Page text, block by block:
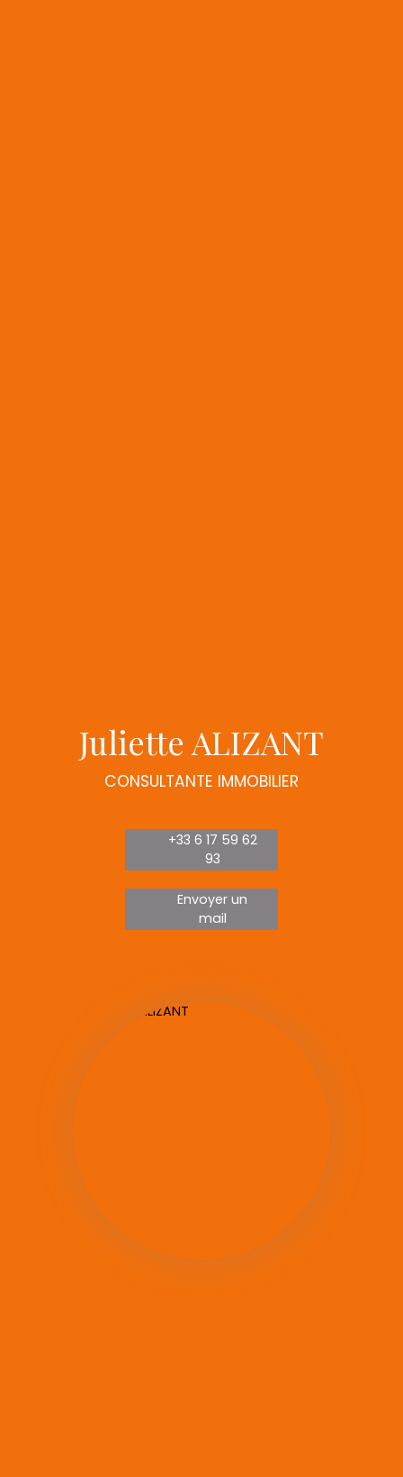
Juliette ALIZANT
CONSULTANTE IMMOBILIER
+33 6 17 59 62
93
Envoyer un
mail